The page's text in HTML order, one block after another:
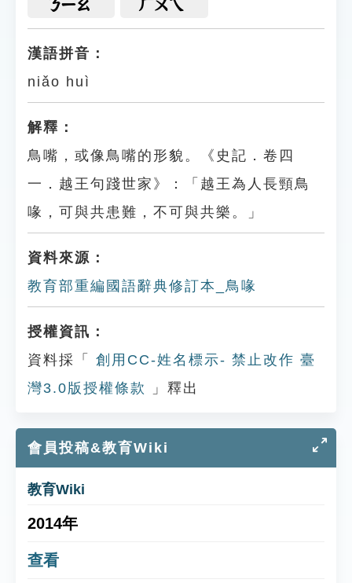
ㄋㄧㄠ ㄏㄨㄟ
漢語拼音：
niǎo huì
解釋：
鳥嘴，或像鳥嘴的形貌。《史記．卷四
一．越王句踐世家》：「越王為人長頸鳥
喙，可與共患難，不可與共樂。」
資料來源：
教育部重編國語辭典修訂本_鳥喙
授權資訊：
資料採「
創用CC-姓名標示- 禁止改作 臺
灣3.0版授權條款
」釋出
會員投稿&教育Wiki
教育Wiki
2014年
查看